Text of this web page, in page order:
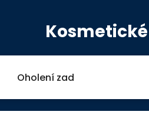
Oholení zad